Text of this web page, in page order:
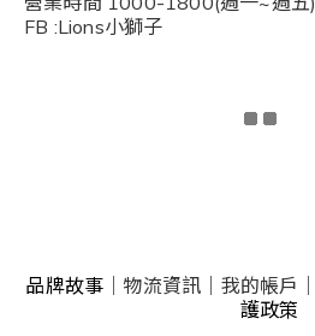
FB :Lions小獅子
品牌故事 物流資訊 我的帳戶
護政策